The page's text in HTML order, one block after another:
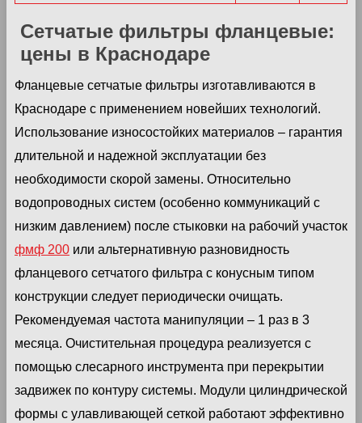
Сетчатые фильтры фланцевые:
цены в Краснодаре
Фланцевые сетчатые фильтры изготавливаются в
Краснодаре с применением новейших технологий.
Использование износостойких материалов – гарантия
длительной и надежной эксплуатации без
необходимости скорой замены. Относительно
водопроводных систем (особенно коммуникаций с
низким давлением) после стыковки на рабочий участок
фмф 200 или альтернативную разновидность
фланцевого сетчатого фильтра с конусным типом
конструкции следует периодически очищать.
Рекомендуемая частота манипуляции – 1 раз в 3
месяца. Очистительная процедура реализуется с
помощью слесарного инструмента при перекрытии
задвижек по контуру системы. Модули цилиндрической
формы с улавливающей сеткой работают эффективно